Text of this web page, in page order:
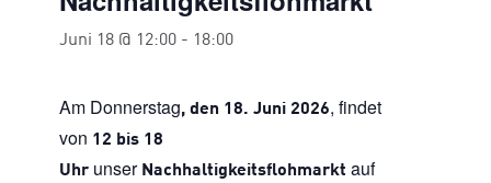
Juni 18 @ 12:00 - 18:00
Am Donnerstag, den 18. Juni 2026, findet
von 12 bis 18
Uhr unser Nachhaltigkeitsflohmarkt auf